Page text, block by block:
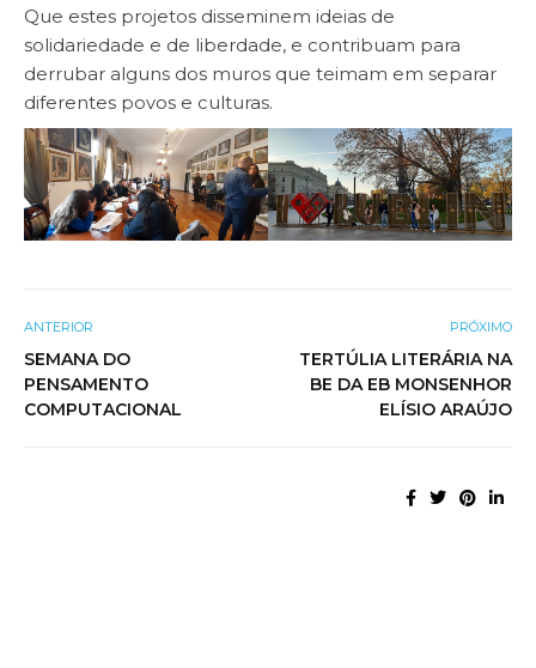
Que estes projetos disseminem ideias de
solidariedade e de liberdade, e contribuam para
derrubar alguns dos muros que teimam em separar
diferentes povos e culturas.
ANTERIOR
SEMANA DO
PENSAMENTO
COMPUTACIONAL
PRÓXIMO
TERTÚLIA LITERÁRIA NA
BE DA EB MONSENHOR
ELÍSIO ARAÚJO